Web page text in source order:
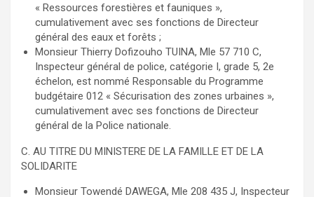
« Ressources forestières et fauniques »,
cumulativement avec ses fonctions de Directeur
général des eaux et forêts ;
Monsieur Thierry Dofizouho TUINA, Mle 57 710 C,
Inspecteur général de police, catégorie I, grade 5, 2e
échelon, est nommé Responsable du Programme
budgétaire 012 « Sécurisation des zones urbaines »,
cumulativement avec ses fonctions de Directeur
général de la Police nationale.
C. AU TITRE DU MINISTERE DE LA FAMILLE ET DE LA
SOLIDARITE
Monsieur Towendé DAWEGA, Mle 208 435 J, Inspecteur